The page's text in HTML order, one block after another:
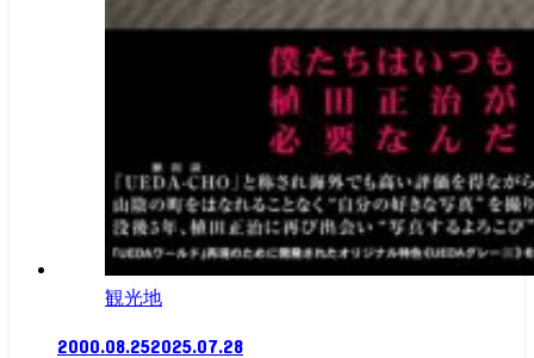
観光地
2000.08.252025.07.28